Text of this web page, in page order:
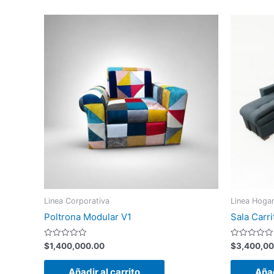
Linea Corporativa
Poltrona Modular V1
Valorado
con
0
$1,400,000.00
Linea Hogar
Sala
Valorado
con
0
$